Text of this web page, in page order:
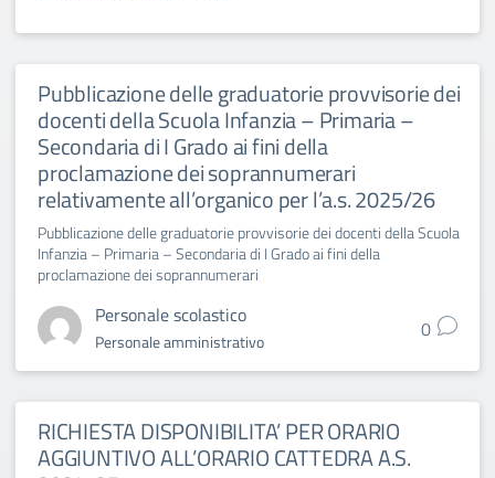
Pubblicazione delle graduatorie provvisorie dei
docenti della Scuola Infanzia – Primaria –
Secondaria di I Grado ai fini della
proclamazione dei soprannumerari
relativamente all’organico per l’a.s. 2025/26
Pubblicazione delle graduatorie provvisorie dei docenti della Scuola
Infanzia – Primaria – Secondaria di I Grado ai fini della
proclamazione dei soprannumerari
Personale scolastico
Personale amministrativo 0
RICHIESTA DISPONIBILITA’ PER ORARIO
AGGIUNTIVO ALL’ORARIO CATTEDRA A.S.